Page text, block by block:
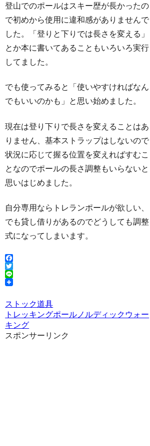
登山でのポールはスキー歴が長かったの
で初めから使用に違和感がありませんで
した。「登りと下りでは長さを変える」
とか本に書いてあることもいろいろ実行
してました。
でも使ってみると「使いやすければなん
でもいいのかも」と思い始めました。
現在は登り下りで長さを変えることはあ
りません、基本ストラップはしないので
状況に応じて握る位置を変えればすむこ
となのでポールの長さ調整もいらないと
思いはじめました。
自分専用ならトレランポールが欲しい、
でも貸し借りがあるのでどうしても調整
式になってしまいます。
Facebook
Twitter
Line
ストック道具
トレッキングポール ノルディックウォー
キング
スポンサーリンク